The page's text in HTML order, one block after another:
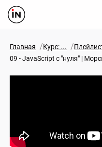
Главная /Курс: ... /
09 - JavaScript c "нуля" |